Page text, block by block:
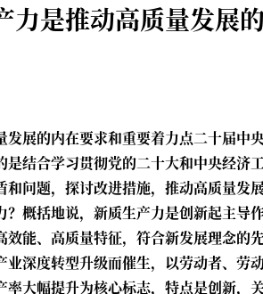
力是推动高质量发展
展的内在要求和重要着力点二十届中
结合学习贯彻党的二十大和中央经济
和问题，探讨改进措施，推动高质量
概括地说，新质生产力是创新起主导
能、高质量特征，符合新发展理念的
深度转型升级而催生，以劳动者、劳
大幅提升为核心标志，特点是创新，